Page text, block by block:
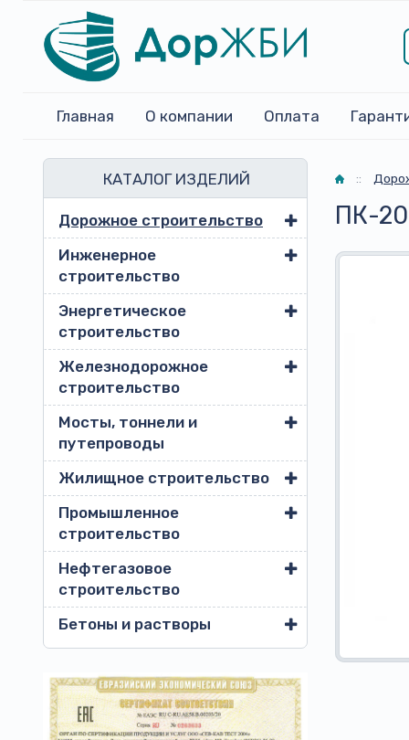
Главная О компании Оплата
КАТАЛОГ ИЗДЕЛИЙ
Дорожное строительство
Инженерное
строительство
Энергетическое
строительство
Железнодорожное
строительство
Мосты, тоннели и
путепроводы
Жилищное строительство
Промышленное
строительство
Нефтегазовое
строительство
Бетоны и растворы
Главная
::
ПК-20